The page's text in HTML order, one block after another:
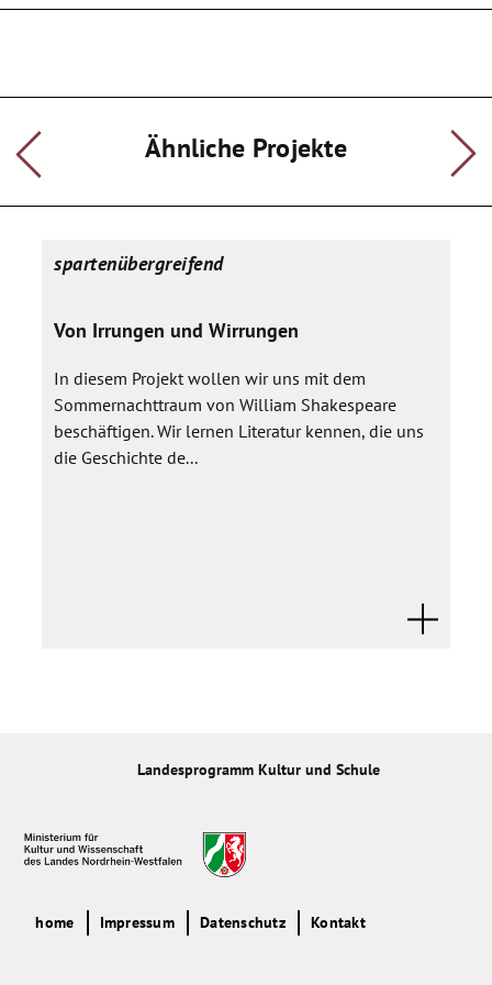
Ähnliche Projekte
spartenübergreifend
Von Irrungen und Wirrungen
In diesem Projekt wollen wir uns mit dem
Sommernachttraum von William Shakespeare
beschäftigen. Wir lernen Literatur kennen, die uns
die Geschichte de...
Landesprogramm Kultur und Schule
home Impressum Datenschutz Kontakt